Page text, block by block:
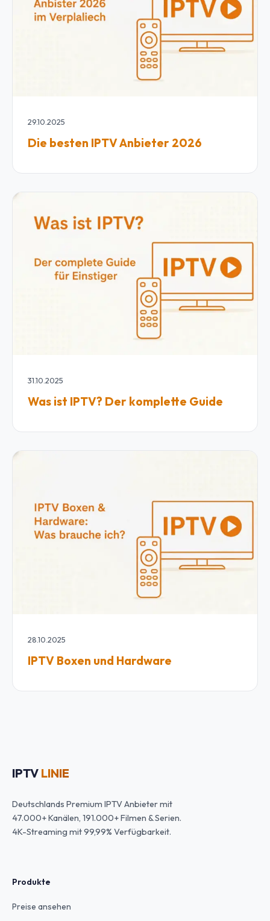
29.10.2025
Die besten IPTV Anbieter 2026
31.10.2025
Was ist IPTV? Der komplette Guide
28.10.2025
IPTV Boxen und Hardware
IPTV LINIE
Deutschlands Premium IPTV Anbieter mit
47.000+ Kanälen, 191.000+ Filmen & Serien.
4K-Streaming mit 99,99% Verfügbarkeit.
Produkte
Preise ansehen